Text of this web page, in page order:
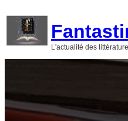
contenu
L'actualité des